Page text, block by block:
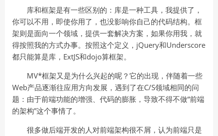
库和框架是有一些区别的：库是一种工具，我提供了，
你可以不用，即使你用了，也没影响你自己的代码结构。框
架则是面向一个领域，提供一套解决方案，如果你用我，就
得按照我的方式办事。按照这个定义，jQuery和Underscore
都只能算是库，ExtJS和dojo算框架。
MV*框架又是为什么兴起的呢？它的出现，伴随着一些
Web产品逐渐往应用方向发展，遇到了在C/S领域相同的问
题：由于前端功能的增强、代码的膨胀，导致不得不做“前端
的架构”这个事情了。
很多做后端开发的人对前端架构很不屑，认为前端只是